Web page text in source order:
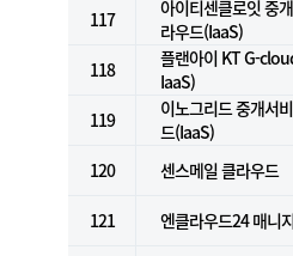
117
아이티센클로잇 중
라우드(IaaS)
118
플랜아이 KT G-
IaaS)
119
이노그리드 중개서
드(IaaS)
120
센스메일 클라우드
121 엔클라우드24 매니